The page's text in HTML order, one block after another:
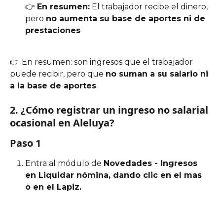
👉 En resumen: El trabajador recibe el dinero,
pero no aumenta su base de aportes ni de
prestaciones
👉 En resumen: son ingresos que el trabajador
puede recibir, pero que no suman a su salario ni
a la base de aportes.
2. ¿Cómo registrar un ingreso no salarial
ocasional en Aleluya?
Paso 1
Entra al módulo de Novedades - Ingresos
en Liquidar nómina, dando clic en el mas
o en el Lapiz.